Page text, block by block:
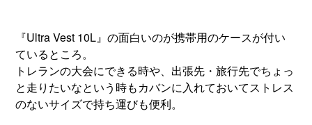
『Ultra Vest 10L』の面白いのが携帯用のケースが付い
ているところ。
トレランの大会にできる時や、出張先・旅行先でちょっ
と走りたいなという時もカバンに入れておいてストレス
のないサイズで持ち運びも便利。